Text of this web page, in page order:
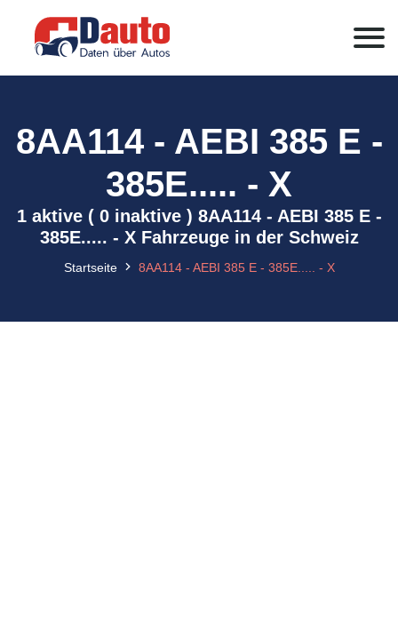
8AA114 - AEBI 385 E -
385E..... - X
1 aktive ( 0 inaktive ) 8AA114 - AEBI 385 E -
385E..... - X Fahrzeuge in der Schweiz
Startseite 8AA114 - AEBI 385 E - 385E..... - X